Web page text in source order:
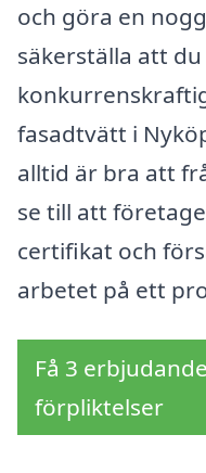
och göra en
säkerställa att
fasadtvätt i
alltid är bra att
se till att
certifikat och
arbetet på ett
Få 3
förpliktelser